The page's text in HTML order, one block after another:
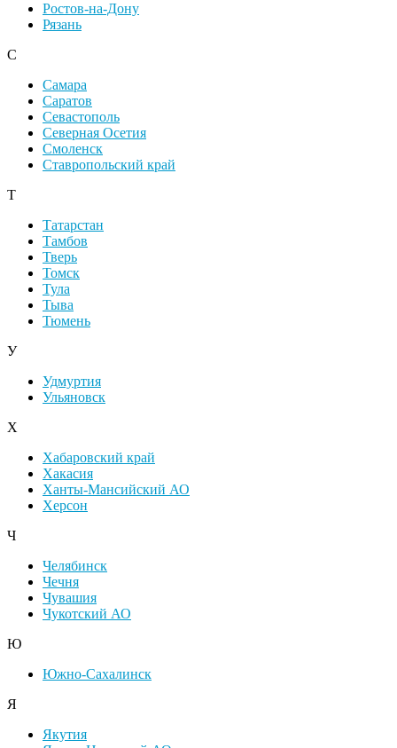
Ростов-на-Дону
Рязань
С
Самара
Саратов
Севастополь
Северная Осетия
Смоленск
Ставропольский край
Т
Татарстан
Тамбов
Тверь
Томск
Тула
Тыва
Тюмень
У
Удмуртия
Ульяновск
Х
Хабаровский край
Хакасия
Ханты-Мансийский АО
Херсон
Ч
Челябинск
Чечня
Чувашия
Чукотский АО
Ю
Южно-Сахалинск
Я
Якутия